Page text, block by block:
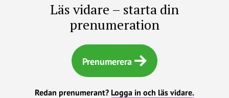
Läs vidare – starta din
prenumeration
Prenumerera
Redan prenumerant? Logga in och läs vidare.